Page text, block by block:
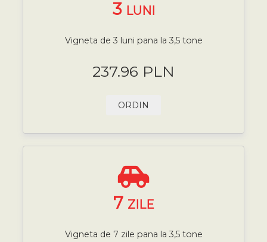
3 LUNI
Vigneta de 3 luni pana la 3,5 tone
237.96 PLN
ORDIN
7 ZILE
Vigneta de 7 zile pana la 3,5 tone